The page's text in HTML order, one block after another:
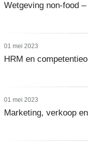
Wetgeving non-food
01 mei 2023
HRM en
01 mei 2023
Marketing, verkoop